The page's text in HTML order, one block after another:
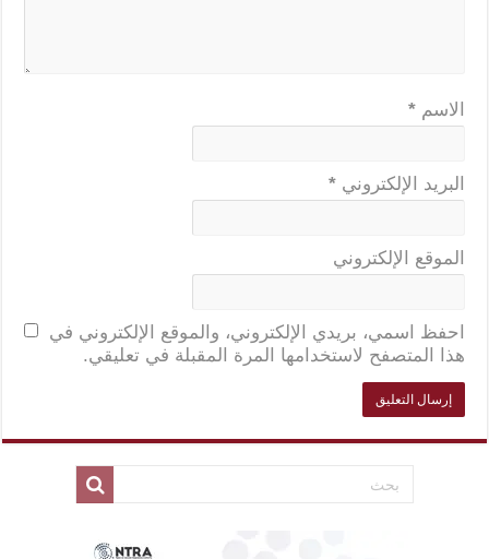
الاسم *
البريد الإلكتروني *
الموقع الإلكتروني
احفظ اسمي، بريدي الإلكتروني، والموقع الإلكتروني في
هذا المتصفح لاستخدامها المرة المقبلة في تعليقي.